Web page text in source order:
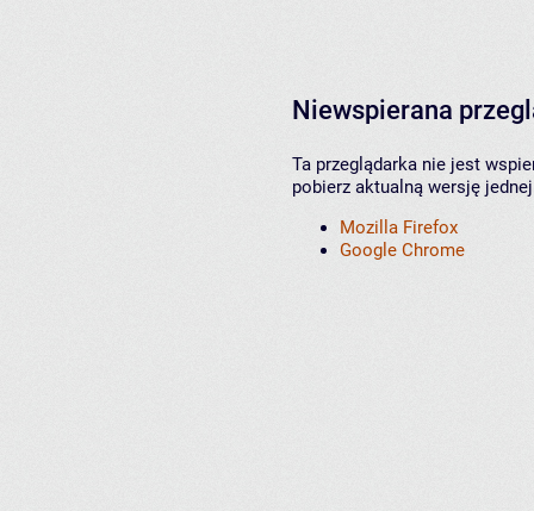
Niewspierana
Ta przeglądarka nie jest
pobierz aktualną wersję
Mozilla Firefox
Google Chrome